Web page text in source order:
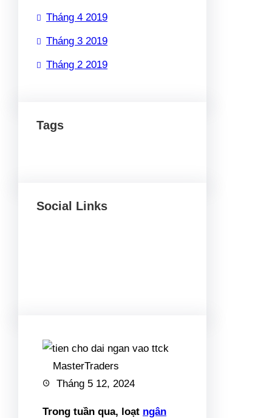
Tháng 4 2019
Tháng 3 2019
Tháng 2 2019
Tags
Social Links
MasterTraders
Tháng 5 12, 2024
Trong tuần qua, loạt ngân